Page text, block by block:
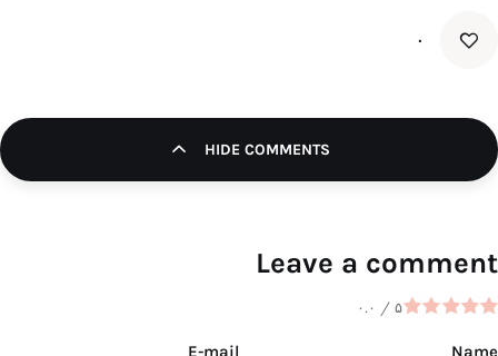
۰
HIDE COMMENTS
Leave a comment
۰.۰ / ۵
Name
E-mail